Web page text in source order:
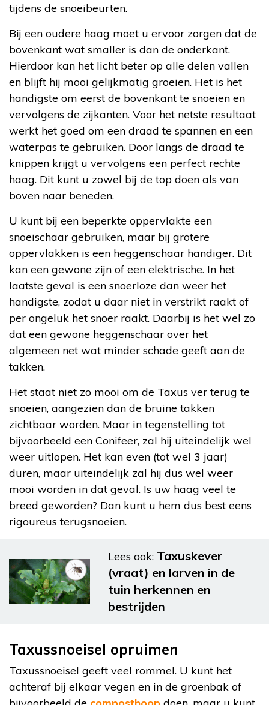
tijdens de snoeibeurten.
Bij een oudere haag moet u ervoor zorgen dat de
bovenkant wat smaller is dan de onderkant.
Hierdoor kan het licht beter op alle delen vallen
en blijft hij mooi gelijkmatig groeien. Het is het
handigste om eerst de bovenkant te snoeien en
vervolgens de zijkanten. Voor het netste resultaat
werkt het goed om een draad te spannen en een
waterpas te gebruiken. Door langs de draad te
knippen krijgt u vervolgens een perfect rechte
haag. Dit kunt u zowel bij de top doen als van
boven naar beneden.
U kunt bij een beperkte oppervlakte een
snoeischaar gebruiken, maar bij grotere
oppervlakken is een heggenschaar handiger. Dit
kan een gewone zijn of een elektrische. In het
laatste geval is een snoerloze dan weer het
handigste, zodat u daar niet in verstrikt raakt of
per ongeluk het snoer raakt. Daarbij is het wel zo
dat een gewone heggenschaar over het
algemeen net wat minder schade geeft aan de
takken.
Het staat niet zo mooi om de Taxus ver terug te
snoeien, aangezien dan de bruine takken
zichtbaar worden. Maar in tegenstelling tot
bijvoorbeeld een Conifeer, zal hij uiteindelijk wel
weer uitlopen. Het kan even (tot wel 3 jaar)
duren, maar uiteindelijk zal hij dus wel weer
mooi worden in dat geval. Is uw haag veel te
breed geworden? Dan kunt u hem dus best eens
rigoureus terugsnoeien.
Lees ook: Taxuskever
(vraat) en larven in de
tuin herkennen en
bestrijden
Taxussnoeisel opruimen
Taxussnoeisel geeft veel rommel. U kunt het
achteraf bij elkaar vegen en in de groenbak of